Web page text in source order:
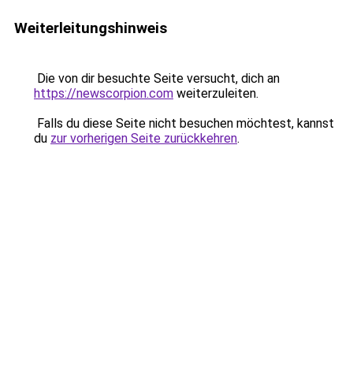
Weiterleitungshinweis
Die von dir besuchte Seite versucht, dich an
https://newscorpion.com weiterzuleiten.
Falls du diese Seite nicht besuchen möchtest, kannst
du zur vorherigen Seite zurückkehren.